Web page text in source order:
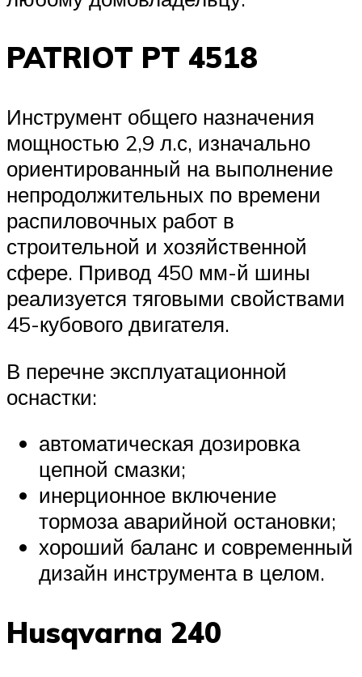
PATRIOT PT 4518
Инструмент общего назначения
мощностью 2,9 л.с, изначально
ориентированный на выполнение
непродолжительных по времени
распиловочных работ в
строительной и хозяйственной
сфере. Привод 450 мм-й шины
реализуется тяговыми свойствами
45-кубового двигателя.
В перечне эксплуатационной
оснастки:
автоматическая дозировка
цепной смазки;
инерционное включение
тормоза аварийной остановки;
хороший баланс и современный
дизайн инструмента в целом.
Husqvarna 240